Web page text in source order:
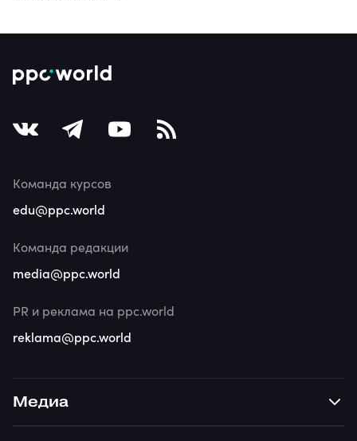
Медиа
Команда курсов
edu@ppc.world
Команда редакции
media@ppc.world
PR и реклама на ppc.world
reklama@ppc.world